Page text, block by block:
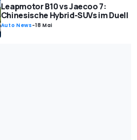
Leapmotor B10 vs Jaecoo 7:
Chinesische Hybrid-SUVs im Duell
Auto News-18 Mai